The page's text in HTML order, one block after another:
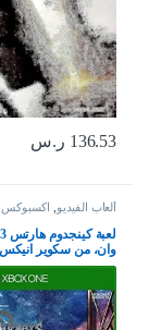
136.53 ر.س
ألعاب الفيديو اكسبوكس
وان، من سكوير انيكس